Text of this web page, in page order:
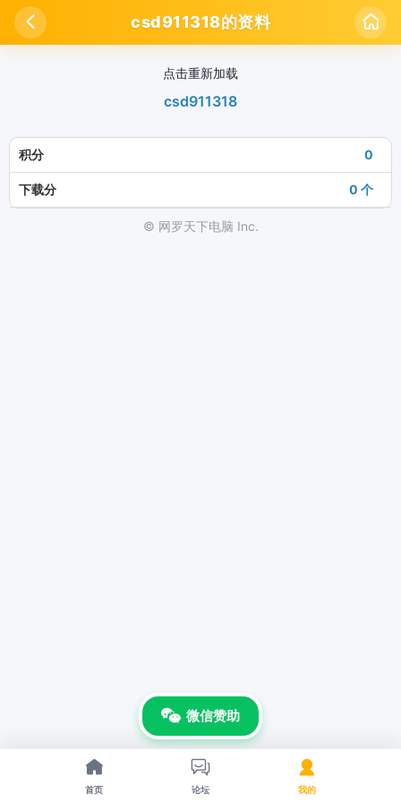
 csd911318的资料 
点击重新加载
csd911318
0
积分
0 个
下载分
微信赞助

首页

论坛

我的
© 网罗天下电脑 Inc.